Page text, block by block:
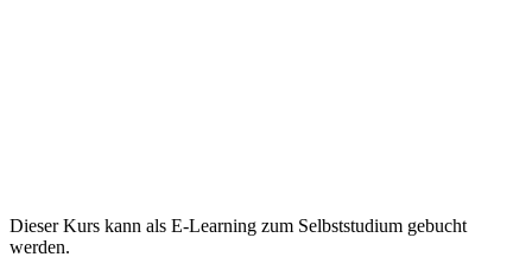
Dieser Kurs kann als E-Learning zum Selbststudium gebucht
werden.